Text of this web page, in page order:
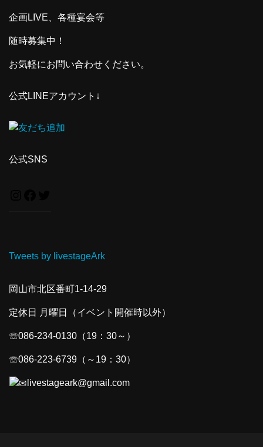
企画LIVE、各種宴会等
随時募集中！
お気軽にお問い合わせください。
公式LINEアカウント↓
公式SNS
Tweets by livestageArk
岡山市北区番町1-14-29
定休日 月曜日（イベント開催時以外）
☏086-234-0130（19：30～）
☏086-223-6739（～19：30）
livestageark@gmail.com